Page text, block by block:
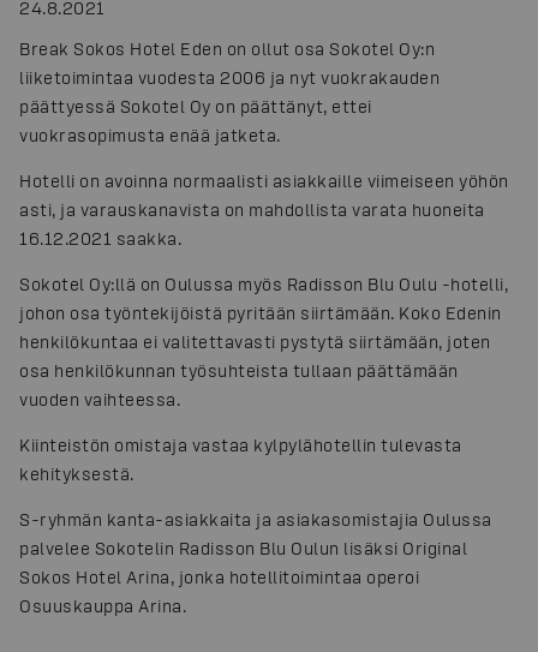
24.8.2021
Break Sokos Hotel Eden on ollut osa Sokotel Oy:n
liiketoimintaa vuodesta 2006 ja nyt vuokrakauden
päättyessä Sokotel Oy on päättänyt, ettei
vuokrasopimusta enää jatketa.
Hotelli on avoinna normaalisti asiakkaille viimeiseen yöhön
asti, ja varauskanavista on mahdollista varata huoneita
16.12.2021 saakka.
Sokotel Oy:llä on Oulussa myös Radisson Blu Oulu -hotelli,
johon osa työntekijöistä pyritään siirtämään. Koko Edenin
henkilökuntaa ei valitettavasti pystytä siirtämään, joten
osa henkilökunnan työsuhteista tullaan päättämään
vuoden vaihteessa.
Kiinteistön omistaja vastaa kylpylähotellin tulevasta
kehityksestä.
S-ryhmän kanta-asiakkaita ja asiakasomistajia Oulussa
palvelee Sokotelin Radisson Blu Oulun lisäksi Original
Sokos Hotel Arina, jonka hotellitoimintaa operoi
Osuuskauppa Arina.